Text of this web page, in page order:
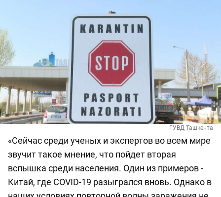
ГУВД Ташкента
«Сейчас среди ученых и экспертов во всем мире
звучит такое мнение, что пойдет вторая
вспышка среди населения. Один из примеров -
Китай, где COVID-19 разыгрался вновь. Однако в